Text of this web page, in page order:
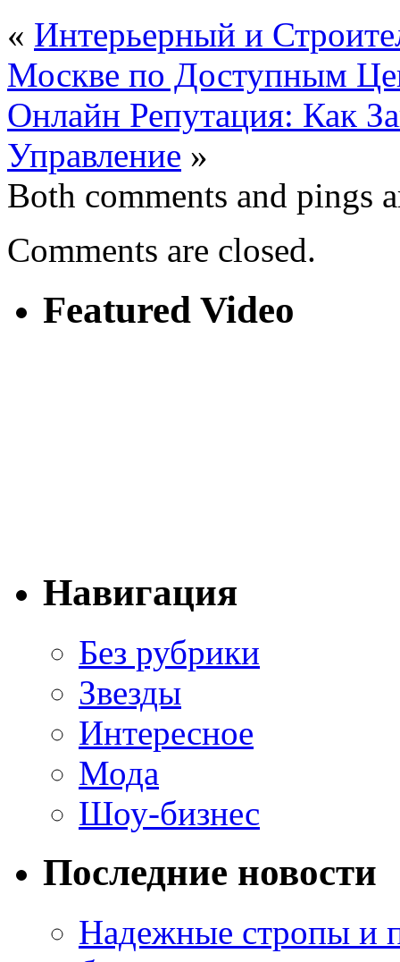
« Интерьерный и
Москве по Доступным
Онлайн Репутация: Как
Управление »
Both comments and pings
Comments are closed.
Featured Video
Навигация
Без рубрики
Звезды
Интересное
Мода
Шоу-бизнес
Последние новости
Надежные стропы и